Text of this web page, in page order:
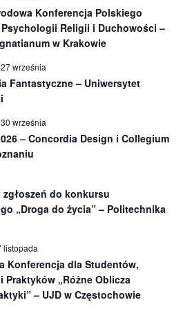
Konferencja Polskiego
Religii i Duchowości –
w Krakowie
27 września
Fantastyczne – Uniwersytet
30 września
– Concordia Design i Collegium
do konkursu
„Droga do życia” – Politechnika
listopada
Konferencja dla Studentów,
Praktyków „Różne Oblicza
– UJD w Częstochowie